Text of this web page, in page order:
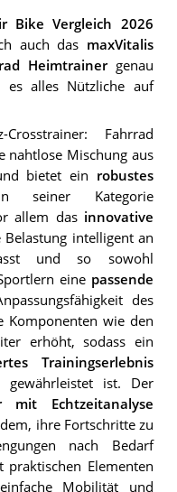
Bike Vergleich 2026
auch das maxVitalis
Heimtrainergenau
es alles Nützliche auf
Fahrrad
nahtlose Mischung aus
bietet ein robustes
Kategorie
allem das innovative
Belastung intelligent an
und so sowohl
eine passende
des
Komponenten wie den
erhöht, sodass ein
Trainingserlebnis
ist. Der
mit Echtzeitanalyse
ihre Fortschritte zu
nach Bedarf
Elementen
Mobilität und